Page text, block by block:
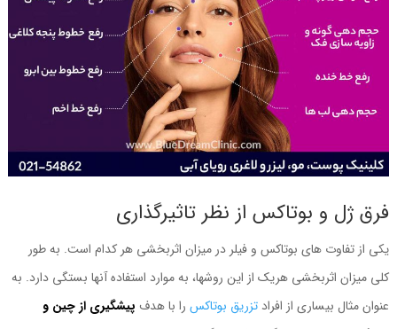
فرق ژل و بوتاکس از نظر تاثیرگذاری
یکی از تفاوت های بوتاکس و فیلر در میزان اثربخشی هر کدام است. به طور
کلی میزان اثربخشی هریک از این روشها، به موارد استفاده آنها بستگی دارد. به
عنوان مثال بیساری از افرادتزریق بوتاکس را با هدف پیشگیری از چین و